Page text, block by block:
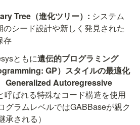
Tree（進化ツリー）: システム
のシード設計や新しく発見された
存
ともに遺伝的プログラミング
GP）スタイルの最適化
Generalized Autoregressive
呼ばれる特殊なコード構造を使用
グラムレベルではGABBaseが親ク
承される）